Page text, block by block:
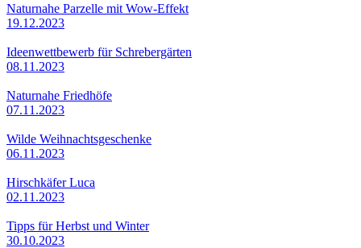
Naturnahe Parzelle mit Wow-Effekt
19.12.2023
Ideenwettbewerb für Schrebergärten
08.11.2023
Naturnahe Friedhöfe
07.11.2023
Wilde Weihnachtsgeschenke
06.11.2023
Hirschkäfer Luca
02.11.2023
Tipps für Herbst und Winter
30.10.2023